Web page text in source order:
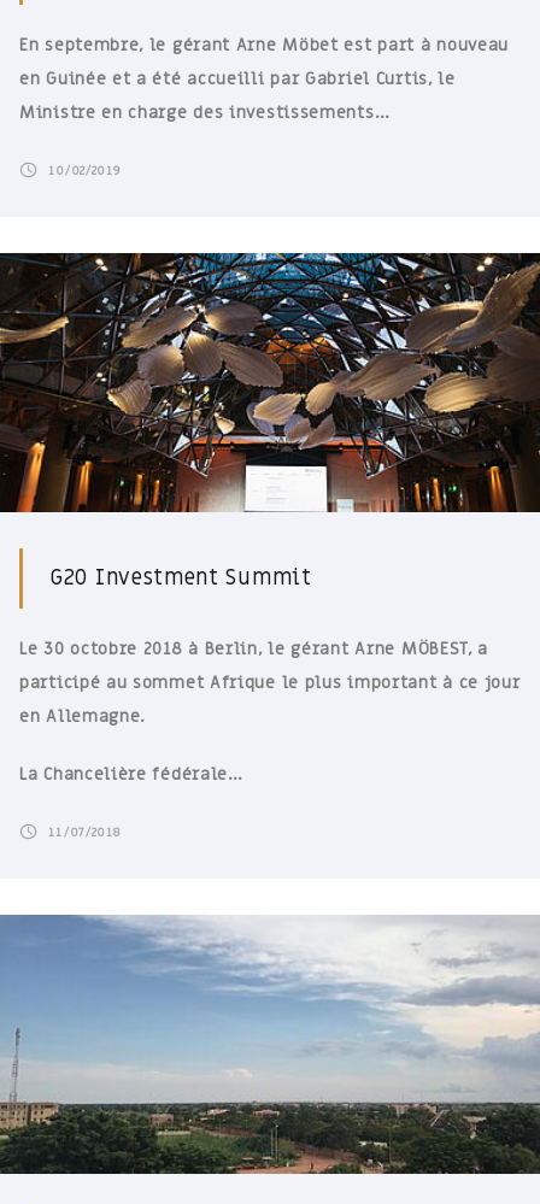
En septembre, le gérant Arne Möbet est part à nouveau
en Guinée et a été accueilli par Gabriel Curtis, le
Ministre en charge des investissements…
10/02/2019
G20 Investment Summit
Le 30 octobre 2018 à Berlin, le gérant Arne MÖBEST, a
participé au sommet Afrique le plus important à ce jour
en Allemagne.
La Chancelière fédérale…
11/07/2018